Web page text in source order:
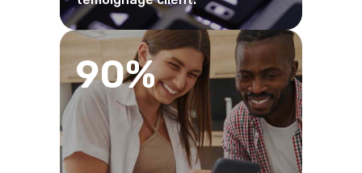
90%